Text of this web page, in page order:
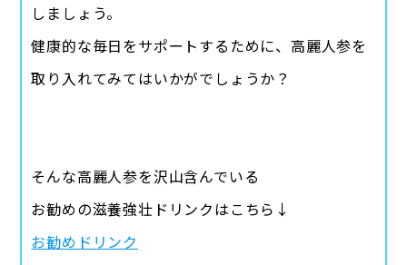
しましょう。
健康的な毎日をサポートするために、高麗人参を
取り入れてみてはいかがでしょうか？
そんな高麗人参を沢山含んでいる
お勧めの滋養強壮ドリンクはこちら↓
お勧めドリンク